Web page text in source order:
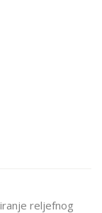
reljefnog